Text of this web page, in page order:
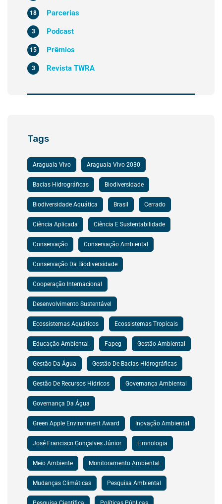
Parcerias
18
Podcast
3
Prêmios
15
Revista TWRA
3
Tags
Araguaia Vivo Araguaia Vivo 2030
Bacias Hidrográficas Biodiversidade
Biodiversidade Aquática Brasil Cerrado
Ciência Aplicada Ciência E Sustentabilidade
Conservação Conservação Ambiental
Conservação Da Biodiversidade
Cooperação Internacional
Desenvolvimento Sustentável
Ecossistemas Aquáticos Ecossistemas Tropicais
Educação Ambiental Fapeg Gestão Ambiental
Gestão Da Água Gestão De Bacias Hidrográficas
Gestão De Recursos Hídricos Governança Ambiental
Governança Da Água
Green Apple Environment Award Inovação Ambiental
José Francisco Gonçalves Júnior Limnologia
Meio Ambiente Monitoramento Ambiental
Mudanças Climáticas Pesquisa Ambiental